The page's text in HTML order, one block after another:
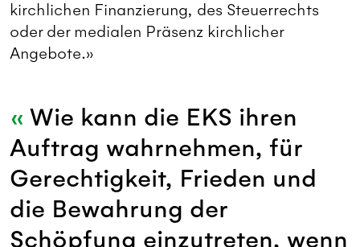
kirchlichen Finanzierung, des Steuerrechts
oder der medialen Präsenz kirchlicher
Angebote.»
Wie kann die EKS ihren
Auftrag wahrnehmen, für
Gerechtigkeit, Frieden und
die Bewahrung der
Schöpfung einzutreten, wenn